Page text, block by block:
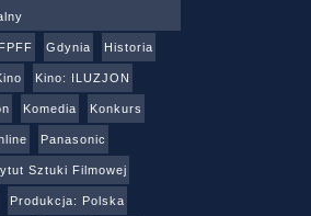
FPFF Gdynia Historia
Kino: ILUZJON
Komedia Konkurs
Panasonic
Sztuki Filmowej
Produkcja: Polska